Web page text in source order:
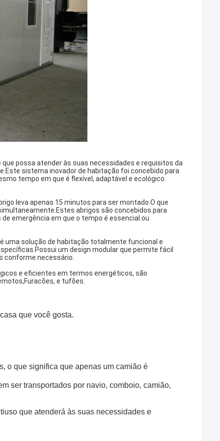
possa atender às suas necessidades e requisitos da
sistema inovador de habitação foi concebido para
tempo em que é flexível, adaptável e ecológico.
leva apenas 15 minutos para ser montado.O que
abrigos são concebidos para
emergência em que o tempo é essencial.ou
uma solução de habitação totalmente funcional e
um design modular que permite fácil
conforme necessário.
e eficientes em termos energéticos, são
e tufões.
que você gosta.
o que significa que apenas um camião é
ser transportados por navio, comboio, camião,
que atenderá às suas necessidades e